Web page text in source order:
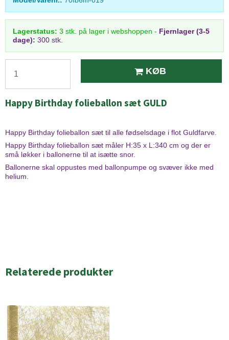
Lagerstatus: 3 stk. på lager i webshoppen - Fjernlager (3-5
dage): 300 stk.
KØB
Happy Birthday folieballon sæt GULD
Happy Birthday folieballon sæt til alle fødselsdage i flot Guldfarve.
Happy Birthday folieballon sæt måler H:35 x L:340 cm og der er
små løkker i ballonerne til at isætte snor.
Ballonerne skal oppustes med ballonpumpe og svæver ikke med
helium.
Relaterede produkter